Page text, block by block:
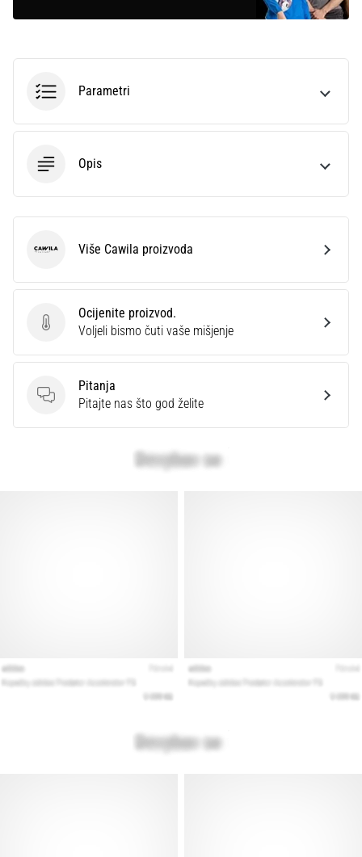
Parametri
Opis
Ocijenite proizvod.
Ocijenite proizvod.
Voljeli bismo čuti vaše mišjenje
Pitanja
Pitanja
Pitajte nas što god želite
Cawila Više Cawila proizvoda